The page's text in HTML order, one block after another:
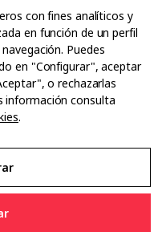
con fines analíticos y
en función de un perfil
Puedes
en "Configurar", aceptar
o rechazarlas
información consulta
.